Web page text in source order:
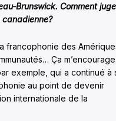
Brunswick. Comment
francophonie des
Ça
exemple, qui a continué à
au point de devenir
internationale de la